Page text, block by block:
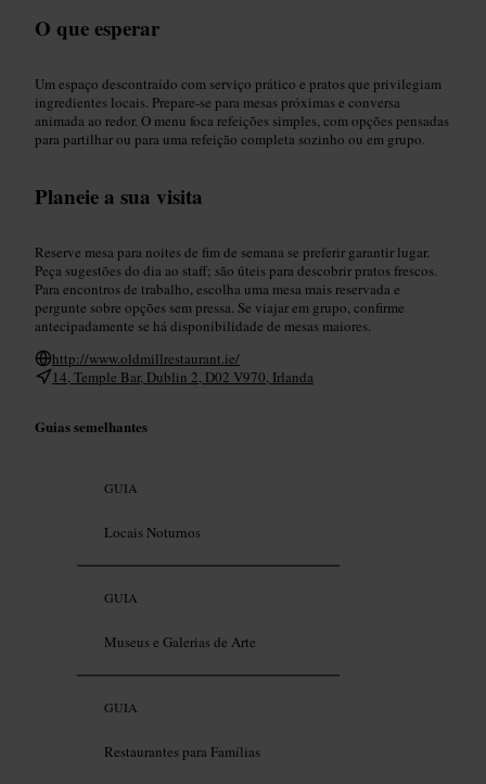
O que esperar
Um espaço descontraído com serviço prático e pratos que privilegiam
ingredientes locais. Prepare-se para mesas próximas e conversa
animada ao redor. O menu foca refeições simples, com opções pensadas
para partilhar ou para uma refeição completa sozinho ou em grupo.
Planeie a sua visita
Reserve mesa para noites de fim de semana se preferir garantir lugar.
Peça sugestões do dia ao staff; são úteis para descobrir pratos frescos.
Para encontros de trabalho, escolha uma mesa mais reservada e
pergunte sobre opções sem pressa. Se viajar em grupo, confirme
antecipadamente se há disponibilidade de mesas maiores.
http://www.oldmillrestaurant.ie/
14, Temple Bar, Dublin 2, D02 V970, Irlanda
Guias semelhantes
GUIA
Locais Noturnos
GUIA
Museus e Galerias de Arte
GUIA
Restaurantes para Famílias